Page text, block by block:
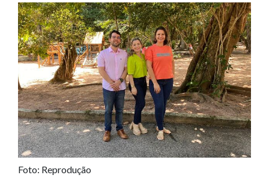
Foto: Reprodução